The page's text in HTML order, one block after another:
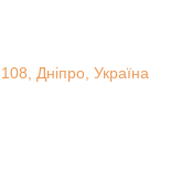
Дніпро, Україна